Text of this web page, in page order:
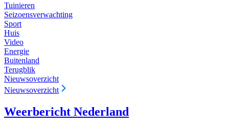
Tuinieren
Seizoensverwachting
Sport
Huis
Video
Energie
Buitenland
Terugblik
Nieuwsoverzicht
Nieuwsoverzicht
Weerbericht Nederland